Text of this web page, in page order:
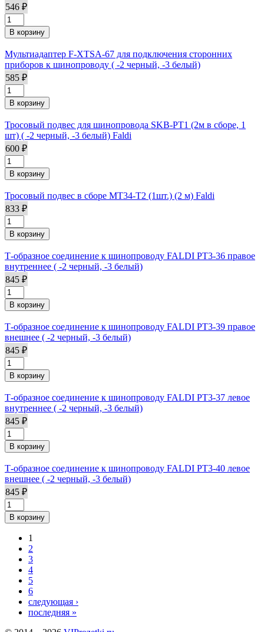
546 ₽
Мультиадаптер F-XTSA-67 для подключения сторонних
приборов к шинопроводу ( -2 черный, -3 белый)
585 ₽
Тросовый подвес для шинопровода SKB-PT1 (2м в сборе, 1
шт) ( -2 черный, -3 белый) Faldi
600 ₽
Тросовый подвес в сборе MT34-T2 (1шт.) (2 м) Faldi
833 ₽
Т-образное соединение к шинопроводу FALDI PT3-36 правое
внутреннее ( -2 черный, -3 белый)
845 ₽
Т-образное соединение к шинопроводу FALDI PT3-39 правое
внешнее ( -2 черный, -3 белый)
845 ₽
Т-образное соединение к шинопроводу FALDI PT3-37 левое
внутреннее ( -2 черный, -3 белый)
845 ₽
Т-образное соединение к шинопроводу FALDI PT3-40 левое
внешнее ( -2 черный, -3 белый)
845 ₽
Страницы
1
2
3
4
5
6
следующая ›
последняя »